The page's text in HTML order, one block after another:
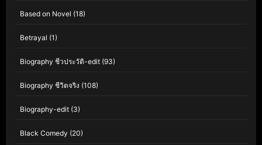
Based on Novel (18)
Betrayal (1)
Biography ชีวประวัติ-edit (93)
Biography ชีวิตจริง (108)
Biography-edit (3)
Black Comedy (20)